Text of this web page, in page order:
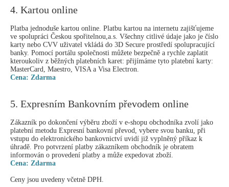
4. Kartou online
Platba jednoduše kartou online. Platbu kartou na internetu zajišťujeme
ve spolupráci Českou spořitelnou,a.s. Všechny citlivé údaje jako je číslo
karty nebo CVV uživatel vkládá do 3D Secure prostředí spolupracující
banky. Pomocí portálu společnosti můžete bezpečně a rychle zaplatit
kteroukoliv z běžných platebních karet: přijímáme tyto platební karty:
MasterCard, Maestro, VISA a Visa Electron.
Cena: Zdarma
5. Expresním Bankovním převodem online
Zákazník po dokončení výběru zboží v e-shopu obchodníka zvolí jako
platební metodu Expresní bankovní převod, vybere svou banku, při
vstupu do elektronického bankovnictví uvidí již vyplněný příkaz k
úhradě. Pro potvrzení platby zákazníkem obchodník je obratem
informován o provedení platby a může expedovat zboží.
Cena: Zdarma
Ceny jsou uvedeny včetně DPH.